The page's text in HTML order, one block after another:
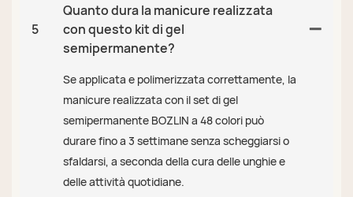
5
Quanto dura la manicure realizzata
con questo kit di gel
semipermanente?
Se applicata e polimerizzata correttamente, la
manicure realizzata con il set di gel
semipermanente BOZLIN a 48 colori può
durare fino a 3 settimane senza scheggiarsi o
sfaldarsi, a seconda della cura delle unghie e
delle attività quotidiane.